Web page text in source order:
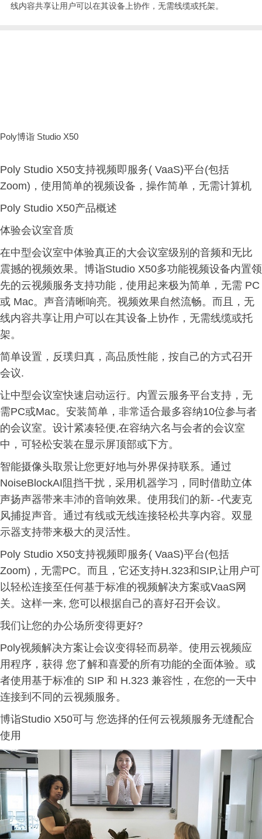
线内容共享让用户可以在其设备上协作，无需线缆或托架。
Poly博诣 Studio X50
Poly Studio X50支持视频即服务( VaaS)平台(包括
Zoom)，使用简单的视频设备，操作简单，无需计算机
Poly Studio X50产品概述
体验会议室音质
在中型会议室中体验真正的大会议室级别的音频和无比
震撼的视频效果。博诣Studio X50多功能视频设备内置领
先的云视频服务支持功能，使用起来极为简单，无需 PC
或 Mac。声音清晰响亮。视频效果自然流畅。而且，无
线内容共享让用户可以在其设备上协作，无需线缆或托
架。
简单设置，反璞归真，高品质性能，按自己的方式召开
会议.
让中型会议室快速启动运行。内置云服务平台支持，无
需PC或Mac。安装简单，非常适合最多容纳10位参与者
的会议室。设计紧凑轻便,在容纳六名与会者的会议室
中，可轻松安装在显示屏顶部或下方。
智能摄像头取景让您更好地与外界保持联系。通过
NoiseBlockAI阻挡干扰，采用机器学习，同时借助立体
声扬声器带来丰沛的音响效果。使用我们的新- -代麦克
风捕捉声音。通过有线或无线连接轻松共享内容。双显
示器支持带来极大的灵活性。
Poly Studio X50支持视频即服务( VaaS)平台(包括
Zoom)，无需PC。而且，它还支持H.323和SIP,让用户可
以轻松连接至任何基于标准的视频解决方案或VaaS网
关。这样一来, 您可以根据自己的喜好召开会议。
我们让您的办公场所变得更好?
Poly视频解决方案让会议变得轻而易举。使用云视频应
用程序，获得 您了解和喜爱的所有功能的全面体验。或
者使用基于标准的 SIP 和 H.323 兼容性，在您的一天中
连接到不同的云视频服务。
博诣Studio X50可与 您选择的任何云视频服务无缝配合
使用